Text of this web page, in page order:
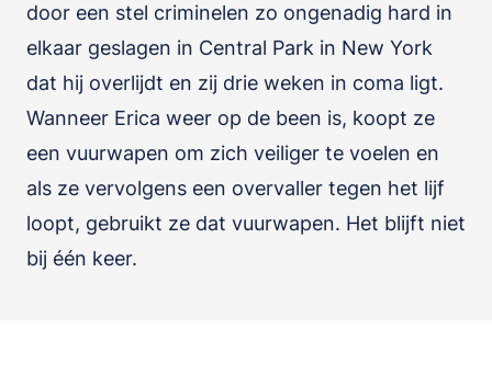
door een stel criminelen zo ongenadig hard in
elkaar geslagen in Central Park in New York
dat hij overlijdt en zij drie weken in coma ligt.
Wanneer Erica weer op de been is, koopt ze
een vuurwapen om zich veiliger te voelen en
als ze vervolgens een overvaller tegen het lijf
loopt, gebruikt ze dat vuurwapen. Het blijft niet
bij één keer.